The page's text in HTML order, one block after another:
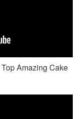
Amazing Cake